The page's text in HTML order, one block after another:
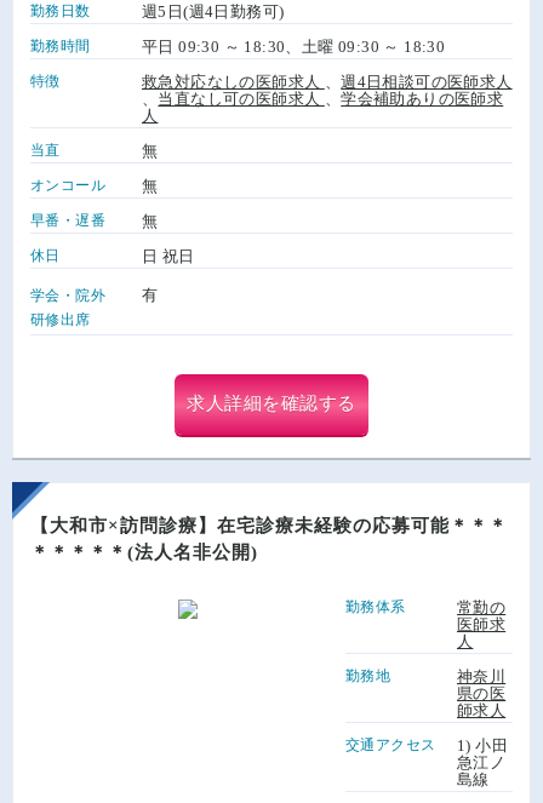
勤務日数 週5日(週4日勤務可)
勤務時間 平日 09:30 ～ 18:30、土曜 09:30 ～ 18:30
特徴 救急対応なしの医師求人 、週4日相談可の医師求人
当直なし可の医師求人 、学会補助ありの医師求
人
当直 無
オンコール 無
早番・遅番 無
休日 日 祝日
学会・院外
研修出席
有
求人詳細を確認する
【大和市×訪問診療】在宅診療未経験の応募可能＊＊＊
＊＊＊＊＊(法人名非公開)
勤務体系
常勤の
医師求
人
勤務地
神奈川
県の医
師求人
交通アクセス
1) 小田
急江ノ
島線